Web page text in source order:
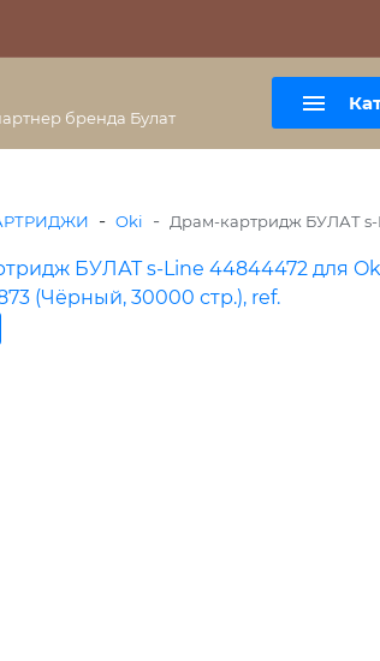
бренда Булат
- Oki - Драм-картридж БУЛАТ s-